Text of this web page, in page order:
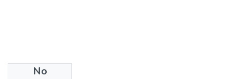
No